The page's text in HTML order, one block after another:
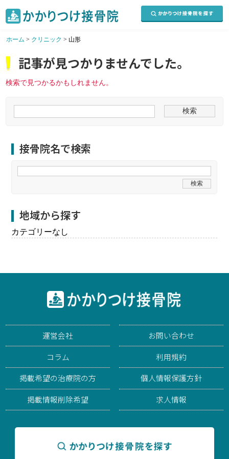
ホーム > クリニック > 山形
記事が見つかりませんでした。
検索で見つかるかもしれません。
接骨院名で検索
地域から探す
カテゴリーなし
運営会社
コラム
掲載希望の治療院の方
掲載情報削除希望
お問い合わせ
利用規約
個人情報保護方針
求人情報